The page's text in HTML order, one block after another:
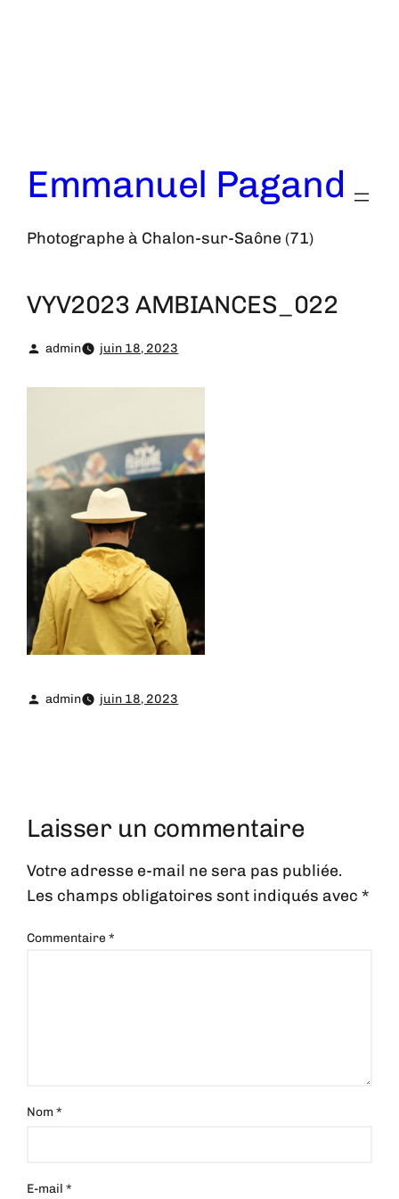
Emmanuel Pagand
Photographe à Chalon-sur-Saône (71)
VYV2023 AMBIANCES_022
admin juin 18, 2023
admin juin 18, 2023
Laisser un commentaire
Votre adresse e-mail ne sera pas publiée.
Les champs obligatoires sont indiqués avec*
Commentaire*
Nom*
E-mail*